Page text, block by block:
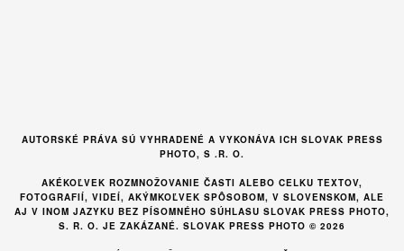
AUTORSKÉ PRÁVA SÚ VYHRADENÉ A VYKONÁVA ICH SLOVAK PRESS
PHOTO, S .R. O.
AKÉKOĽVEK ROZMNOŽOVANIE ČASTI ALEBO CELKU TEXTOV,
FOTOGRAFIÍ, VIDEÍ, AKÝMKOĽVEK SPÔSOBOM, V SLOVENSKOM, ALE
AJ V INOM JAZYKU BEZ PÍSOMNÉHO SÚHLASU SLOVAK PRESS PHOTO,
S. R. O. JE ZAKÁZANÉ. SLOVAK PRESS PHOTO © 2026